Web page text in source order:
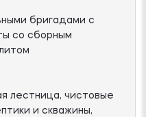
бригадами с
со сборным
лестница, чистовые
и скважины,